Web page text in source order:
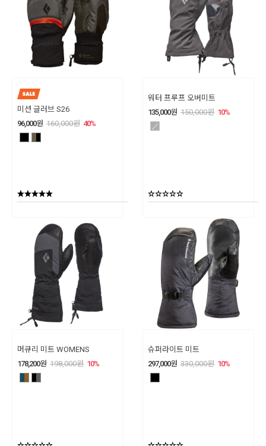
미션 글러브 S26
96,000원 160,000원 40%
워터 프루프 오버미트
135,000원 150,000원 10%
머큐리 미트 WOMENS
178,200원 198,000원 10%
슈퍼라이트 미트
297,000원 330,000원 10%